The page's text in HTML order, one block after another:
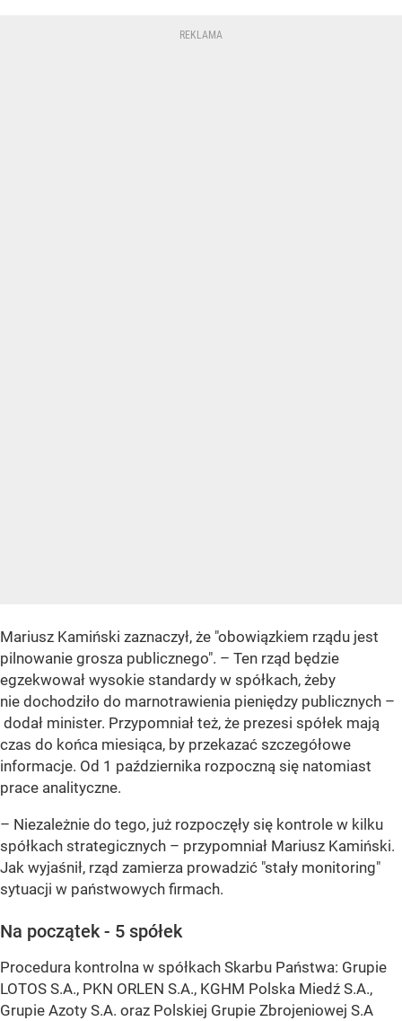
Mariusz Kamiński zaznaczył, że "obowiązkiem rządu jest
pilnowanie grosza publicznego". – Ten rząd będzie
egzekwował wysokie standardy w spółkach, żeby
nie dochodziło do marnotrawienia pieniędzy publicznych –
dodał minister. Przypomniał też, że prezesi spółek mają
czas do końca miesiąca, by przekazać szczegółowe
informacje. Od 1 października rozpoczną się natomiast
prace analityczne.
– Niezależnie do tego, już rozpoczęły się kontrole w kilku
spółkach strategicznych – przypomniał Mariusz Kamiński.
Jak wyjaśnił, rząd zamierza prowadzić "stały monitoring"
sytuacji w państwowych firmach.
Na początek - 5 spółek
Procedura kontrolna w spółkach Skarbu Państwa: Grupie
LOTOS S.A., PKN ORLEN S.A., KGHM Polska Miedź S.A.,
Grupie Azoty S.A. oraz Polskiej Grupie Zbrojeniowej S.A